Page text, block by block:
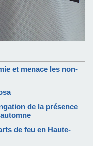
et menace les non-
de la présence
de feu en Haute-